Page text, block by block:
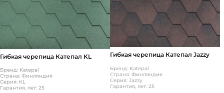
Гибкая черепица Катепал KL
Бренд: Katepal
Страна: Финляндия
Серия: KL
Гарантия, лет: 25
Гибкая черепица Катепал Jazzy
Бренд: Katepal
Страна: Финляндия
Серия: Jazzy
Гарантия, лет: 25